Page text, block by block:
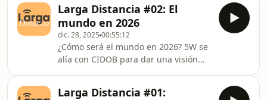
situarlas en su contexto histórico y
político.¿Qué te ha parecido este
episodio? 👇 Te leemos en comentarios
Larga Distancia #02: El
mundo en 2026
dic. 28, 2025 00:55:12
¿Cómo será el mundo en 2026? 5W se
alía con CIDOB para dar una visión
meses.¿Qué te ha parecido este
Larga Distancia #01: